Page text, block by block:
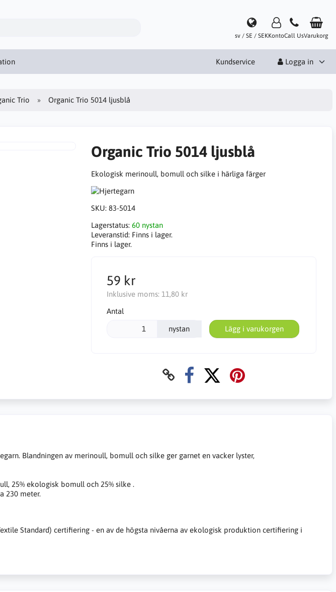
sv / SE / SEKKontoCall UsVarukorg
Kundservice Logga in
Trio Organic Trio 5014 ljusblå
Organic Trio 5014 ljusblå
Ekologisk merinoull, bomull och silke i härliga färger
SKU: 83-5014
Lagerstatus: 60 nystan
Leveranstid: Finns i lager.
Finns i lager.
59 kr
Inklusive moms: 11,80 kr
Antal
nystan Lägg i varukorgen
Blandningen av merinoull, bomull och silke ger garnet en vacker lyster,
25% ekologisk bomull och 25% silke .
230 meter.
Standard) certifiering - en av de högsta nivåerna av ekologisk produktion certifiering i